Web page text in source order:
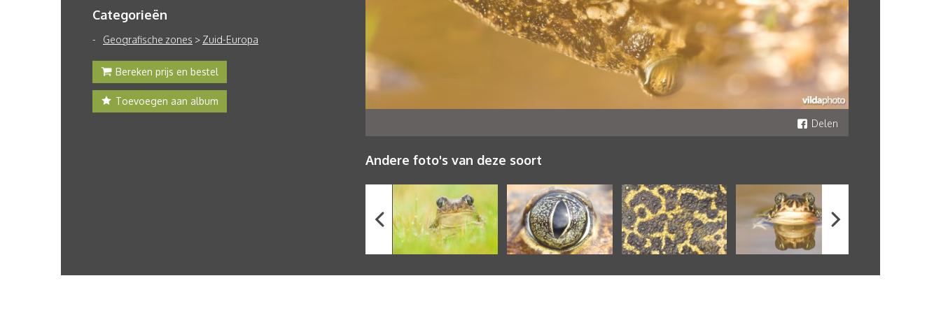
Categorieën
Geografische zones > Zuid-Europa
Bereken prijs en bestel
Toevoegen aan album
Delen
Andere foto's van deze soort